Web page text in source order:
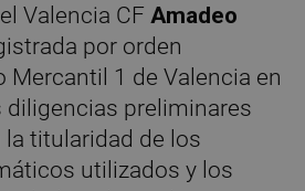
Valencia CF Amadeo
por orden
Mercantil 1 de Valencia en
diligencias preliminares
titularidad de los
utilizados y los